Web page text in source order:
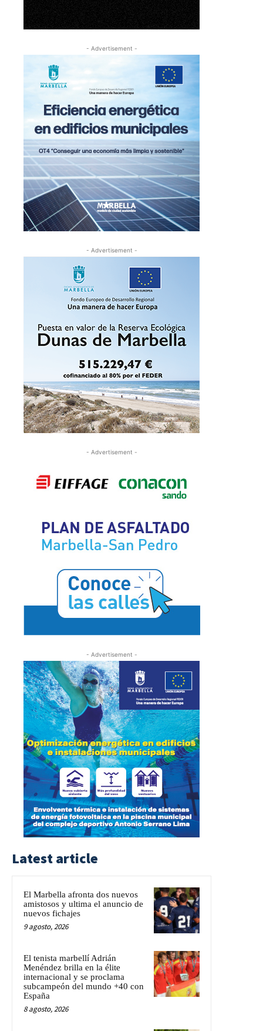
- Advertisement -
- Advertisement -
- Advertisement -
- Advertisement -
Latest article
El Marbella afronta dos nuevos
amistosos y ultima el anuncio de
nuevos fichajes
9 agosto, 2026
El tenista marbellí Adrián
Menéndez brilla en la élite
internacional y se proclama
subcampeón del mundo +40 con
España
8 agosto, 2026